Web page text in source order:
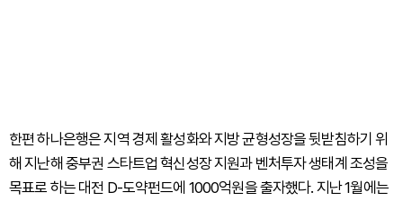
한편 하나은행은 지역 경제 활성화와 지방 균형성장을 뒷받침하기 위
해 지난해 중부권 스타트업 혁신성장 지원과 벤처투자 생태계 조성을
목표로 하는 대전 D-도약펀드에 1000억원을 출자했다. 지난 1월에는